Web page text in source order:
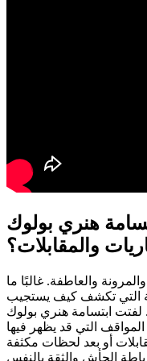
هنري بولوك
والمقابلات؟
والعاطفة. غالبًا ما
التي تكشف كيف يستجيب
لفتت ابتسامة هنري بولوك
المواقف التي قد يظهر فيها
أو بعد لحظات مكثفة